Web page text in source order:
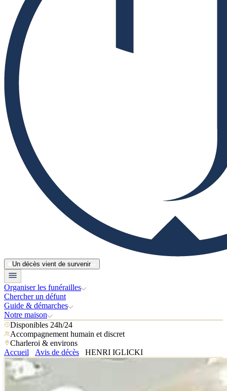
Un décès vient de survenir
Organiser les funérailles
Chercher un défunt
Guide & démarches
Notre maison
Disponibles 24h/24
Accompagnement humain et discret
Charleroi & environs
Accueil
Avis de décès HENRI IGLICKI